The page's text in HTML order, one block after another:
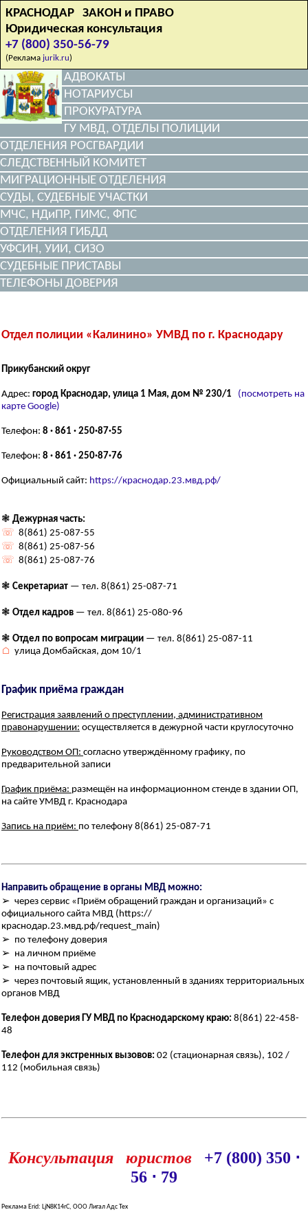
КРАСНОДАР ЗАКОН и ПРАВО
Юридическая консультация
+7 (800) 350-56-79
(Реклама jurik.ru)
АДВОКАТЫ
НОТАРИУСЫ
ПРОКУРАТУРА
ГУ МВД, ОТДЕЛЫ ПОЛИЦИИ
ОТДЕЛЕНИЯ РОСГВАРДИИ
СЛЕДСТВЕННЫЙ КОМИТЕТ
МИГРАЦИОННЫЕ ОТДЕЛЕНИЯ
СУДЫ, СУДЕБНЫЕ УЧАСТКИ
МЧС, НДиПР, ГИМС, ФПС
ОТДЕЛЕНИЯ ГИБДД
УФСИН, УИИ, СИЗО
СУДЕБНЫЕ ПРИСТАВЫ
ТЕЛЕФОНЫ ДОВЕРИЯ
Отдел полиции «Калинино» УМВД по г. Краснодару
Прикубанский округ
Адрес: город Краснодар, улица 1 Мая, дом № 230/1
(посмотреть на
карте Google)
Телефон: 8 · 861 · 250·87·55
Телефон: 8 · 861 · 250·87·76
Официальный сайт: https://краснодар.23.мвд.рф/
❃ Дежурная часть:
☏ 8(861) 25-087-55
☏ 8(861) 25-087-56
☏ 8(861) 25-087-76
❃ Секретариат — тел. 8(861) 25-087-71
❃ Отдел кадров — тел. 8(861) 25-080-96
❃ Отдел по вопросам миграции — тел. 8(861) 25-087-11
⌂ улица Домбайская, дом 10/1
График приёма граждан
Регистрация заявлений о преступлении, административном
правонарушении: осуществляется в дежурной части круглосуточно
Руководством ОП: согласно утверждённому графику, по
предварительной записи
График приёма: размещён на информационном стенде в здании ОП,
на сайте УМВД г. Краснодара
Запись на приём: по телефону 8(861) 25-087-71
Направить обращение в органы МВД можно:
➢ через сервис «Приём обращений граждан и организаций» с
официального сайта МВД (https://
краснодар.23.мвд.рф/request_main)
➢ по телефону доверия
➢ на личном приёме
➢ на почтовый адрес
➢ через почтовый ящик, установленный в зданиях территориальных
органов МВД
Телефон доверия ГУ МВД по Краснодарскому краю: 8(861) 22-458-
48
Телефон для экстренных вызовов: 02 (стационарная связь), 102 /
112 (мобильная связь)
Консультация юристов
+7 (800) 350 ⋅
56 ⋅ 79
Реклама Erid: LjN8K14rC, ООО Лигал Адс Тех